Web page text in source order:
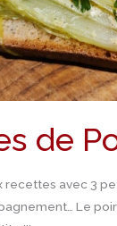
de
recettes avec 3
Le